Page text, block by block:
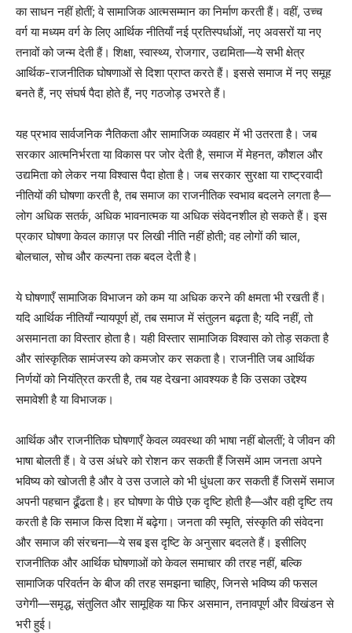
का साधन नहीं होतीं; वे सामाजिक आत्मसम्मान का निर्माण करती हैं। वहीं, उच्च
वर्ग या मध्यम वर्ग के लिए आर्थिक नीतियाँ नई प्रतिस्पर्धाओं, नए अवसरों या नए
तनावों को जन्म देती हैं। शिक्षा, स्वास्थ्य, रोजगार, उद्यमिता—ये सभी क्षेत्र
आर्थिक-राजनीतिक घोषणाओं से दिशा प्राप्त करते हैं। इससे समाज में नए समूह
बनते हैं, नए संघर्ष पैदा होते हैं, नए गठजोड़ उभरते हैं।
यह प्रभाव सार्वजनिक नैतिकता और सामाजिक व्यवहार में भी उतरता है। जब
सरकार आत्मनिर्भरता या विकास पर जोर देती है, समाज में मेहनत, कौशल और
उद्यमिता को लेकर नया विश्वास पैदा होता है। जब सरकार सुरक्षा या राष्ट्रवादी
नीतियों की घोषणा करती है, तब समाज का राजनीतिक स्वभाव बदलने लगता है—
लोग अधिक सतर्क, अधिक भावनात्मक या अधिक संवेदनशील हो सकते हैं। इस
प्रकार घोषणा केवल काग़ज़ पर लिखी नीति नहीं होती; वह लोगों की चाल,
बोलचाल, सोच और कल्पना तक बदल देती है।
ये घोषणाएँ सामाजिक विभाजन को कम या अधिक करने की क्षमता भी रखती हैं।
यदि आर्थिक नीतियाँ न्यायपूर्ण हों, तब समाज में संतुलन बढ़ता है; यदि नहीं, तो
असमानता का विस्तार होता है। यही विस्तार सामाजिक विश्वास को तोड़ सकता है
और सांस्कृतिक सामंजस्य को कमजोर कर सकता है। राजनीति जब आर्थिक
निर्णयों को नियंत्रित करती है, तब यह देखना आवश्यक है कि उसका उद्देश्य
समावेशी है या विभाजक।
आर्थिक और राजनीतिक घोषणाएँ केवल व्यवस्था की भाषा नहीं बोलतीं; वे जीवन की
भाषा बोलती हैं। वे उस अंधरे को रोशन कर सकती हैं जिसमें आम जनता अपने
भविष्य को खोजती है और वे उस उजाले को भी धुंधला कर सकती हैं जिसमें समाज
अपनी पहचान ढूँढता है। हर घोषणा के पीछे एक दृष्टि होती है—और वही दृष्टि तय
करती है कि समाज किस दिशा में बढ़ेगा। जनता की स्मृति, संस्कृति की संवेदना
और समाज की संरचना—ये सब इस दृष्टि के अनुसार बदलते हैं। इसीलिए
राजनीतिक और आर्थिक घोषणाओं को केवल समाचार की तरह नहीं, बल्कि
सामाजिक परिवर्तन के बीज की तरह समझना चाहिए, जिनसे भविष्य की फसल
उगेगी—समृद्ध, संतुलित और सामूहिक या फिर असमान, तनावपूर्ण और विखंडन से
भरी हुई।